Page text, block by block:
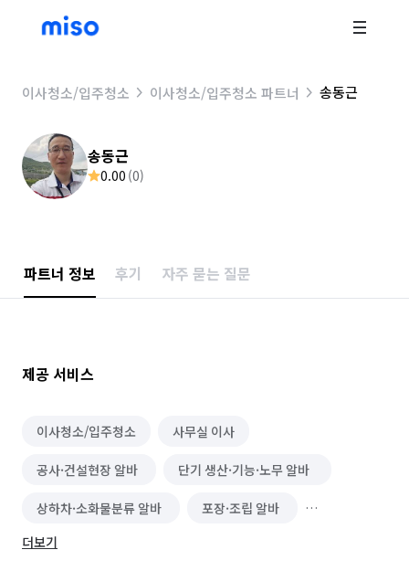
이사청소/입주청소 이사청소/입주청소 파트너 송동근
송동근
0.00 (0)
파트너 정보 후기 자주 묻는 질문
제공 서비스
이사청소/입주청소 사무실 이사
공사·건설현장 알바 단기 생산·기능·노무 알바
상하차·소화물분류 알바 포장·조립 알바
정리수납 전문가
더보기